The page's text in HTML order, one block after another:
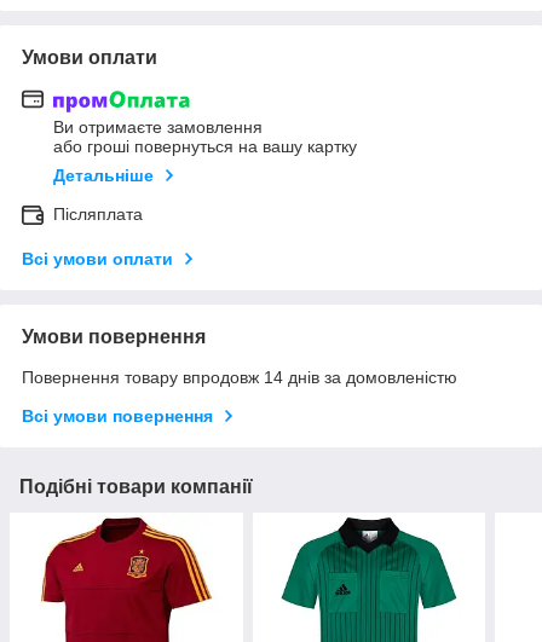
Умови оплати
Ви отримаєте замовлення
або гроші повернуться на вашу картку
Детальніше
Післяплата
Всі умови оплати
Умови повернення
Повернення товару впродовж 14 днів за домовленістю
Всі умови повернення
Подібні товари компанії